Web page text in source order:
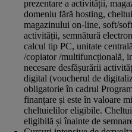
prezentare a activității,
domeniu fără hosting,
magazinului on-line, soft/
activității, semnătură
calcul tip PC, unitate
/copiator /multifuncțională,
necesare desfășurării
digital (voucherul de
obligatorie în cadrul
finanțare și este în valoare
cheltuielilor eligibile.
eligibilă și înainte de